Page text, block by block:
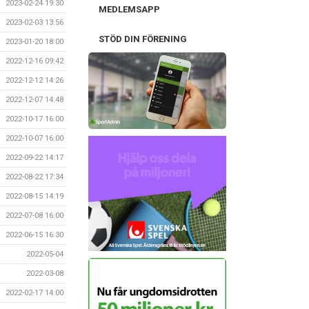
2023-02-24 19:30
2023-02-03 13:56
2023-01-20 18:00
2022-12-16 09:42
2022-12-12 14:26
2022-12-07 14:48
2022-10-17 16:00
2022-10-07 16:00
2022-09-22 14:17
2022-08-22 17:34
2022-08-15 14:19
2022-07-08 16:00
2022-06-15 16:30
2022-05-04
2022-03-08
2022-02-17 14:00
MEDLEMSAPP
STÖD DIN FÖRENING